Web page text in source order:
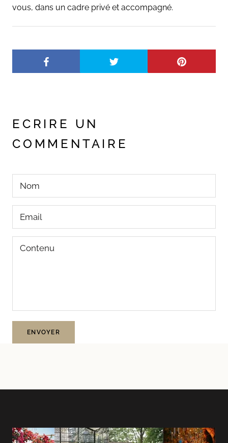
vous, dans un cadre privé et accompagné.
ECRIRE UN
COMMENTAIRE
ENVOYER